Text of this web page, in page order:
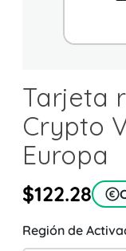
Tarjeta
Crypto
Europa
$122.28
Región de